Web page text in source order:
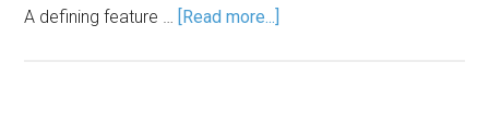
A defining feature … [Read more...]